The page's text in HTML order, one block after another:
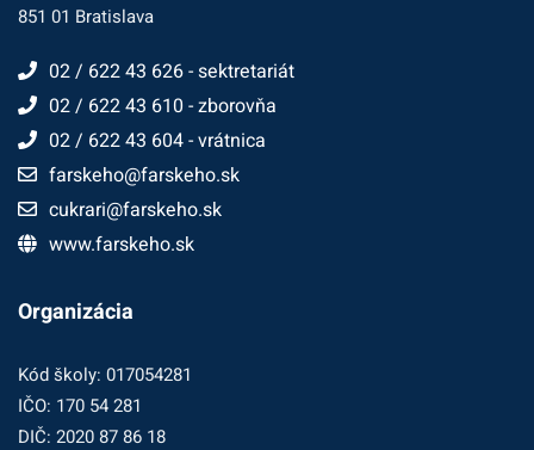
851 01 Bratislava
02 / 622 43 626 - sektretariát
02 / 622 43 610 - zborovňa
02 / 622 43 604 - vrátnica
farskeho@farskeho.sk
cukrari@farskeho.sk
www.farskeho.sk
Organizácia
Kód školy: 017054281
IČO: 170 54 281
DIČ: 2020 87 86 18